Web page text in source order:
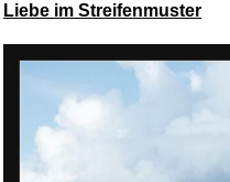
Liebe im Streifenmuster